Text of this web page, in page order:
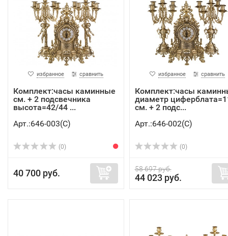
избранное сравнить
Комплект:часы каминные
см. + 2 подсвечника
высота=42/44 ...
Арт.:646-003(C)
(0)
40 700 руб.
избранное сравнить
Комплект:часы
диаметр
см. + 2 подс...
Арт.:646-002(C)
(0)
58 697 руб.
44 023 руб.